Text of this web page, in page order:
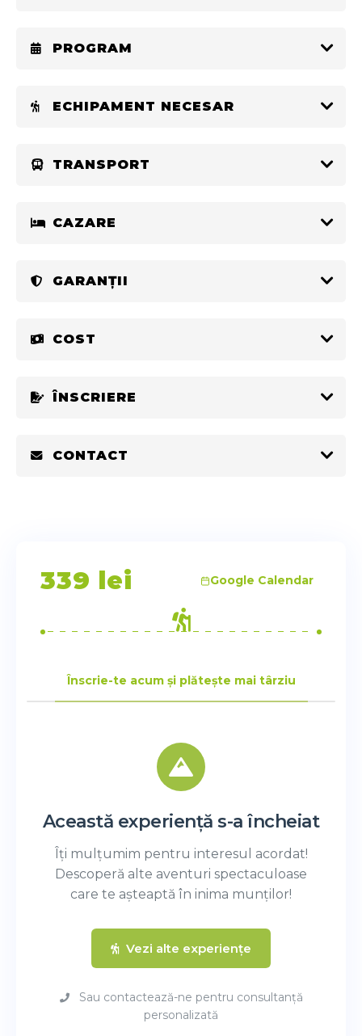
PROGRAM
ECHIPAMENT NECESAR
TRANSPORT
CAZARE
GARANȚII
COST
ÎNSCRIERE
CONTACT
339 lei Google Calendar
Înscrie-te acum și plătește mai târziu
Această experiență s-a încheiat
Îți mulțumim pentru interesul acordat!
Descoperă alte aventuri spectaculoase
care te așteaptă în inima munților!
Vezi alte experiențe
Sau contactează-ne pentru consultanță
personalizată